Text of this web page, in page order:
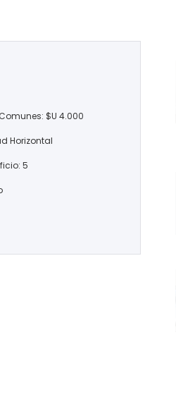
$U 4.000
Horizontal
5